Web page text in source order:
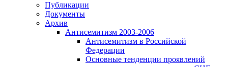
Публикации
Документы
Архив
Антисемитизм 2003-2006
Антисемитизм в Российской
Федерации
Основные тенденции проявлений